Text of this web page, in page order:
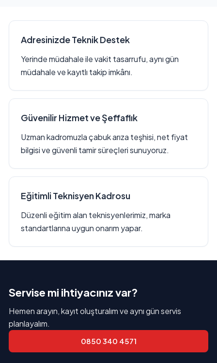
Adresinizde Teknik Destek
Yerinde müdahale ile vakit tasarrufu, aynı gün
müdahale ve kayıtlı takip imkânı.
Güvenilir Hizmet ve Şeffaflık
Uzman kadromuzla çabuk arıza teşhisi, net fiyat
bilgisi ve güvenli tamir süreçleri sunuyoruz.
Eğitimli Teknisyen Kadrosu
Düzenli eğitim alan teknisyenlerimiz, marka
standartlarına uygun onarım yapar.
Servise mi ihtiyacınız var?
Hemen arayın, kayıt oluşturalım ve aynı gün servis
planlayalım.
0850 340 4571